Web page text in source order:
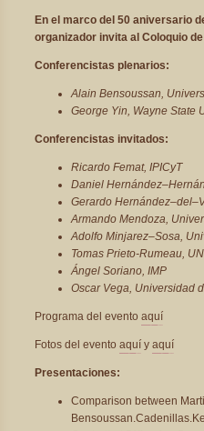
En el marco del 50 aniversario
organizador invita al Coloquio
Conferencistas plenarios:
Alain Bensoussan,
George Yin, Wayne State
Conferencistas invitados:
Ricardo Femat, IPICyT
Daniel
Gerardo
Armando Mendoza,
Adolfo Minjarez–Sosa,
Tomas Prieto-Rumeau,
Ángel Soriano, IMP
Oscar Vega, Universidad
Programa del evento aquí
Fotos del evento aquí y aquí
Presentaciones:
Comparison between